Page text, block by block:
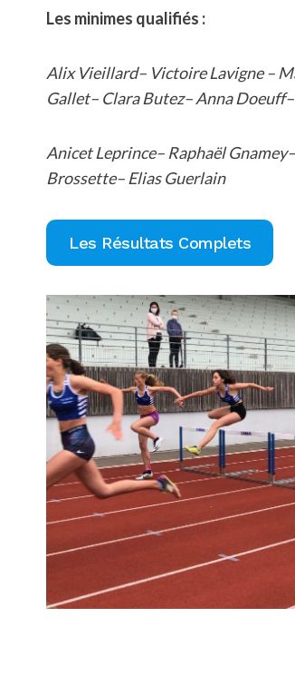
Les minimes qualifiés :
Alix Vieillard– Victoire Lavigne –
Gallet– Clara Butez– Anna
Anicet Leprince– Raphaël
Brossette– Elias Guerlain
Les Résultats Complets